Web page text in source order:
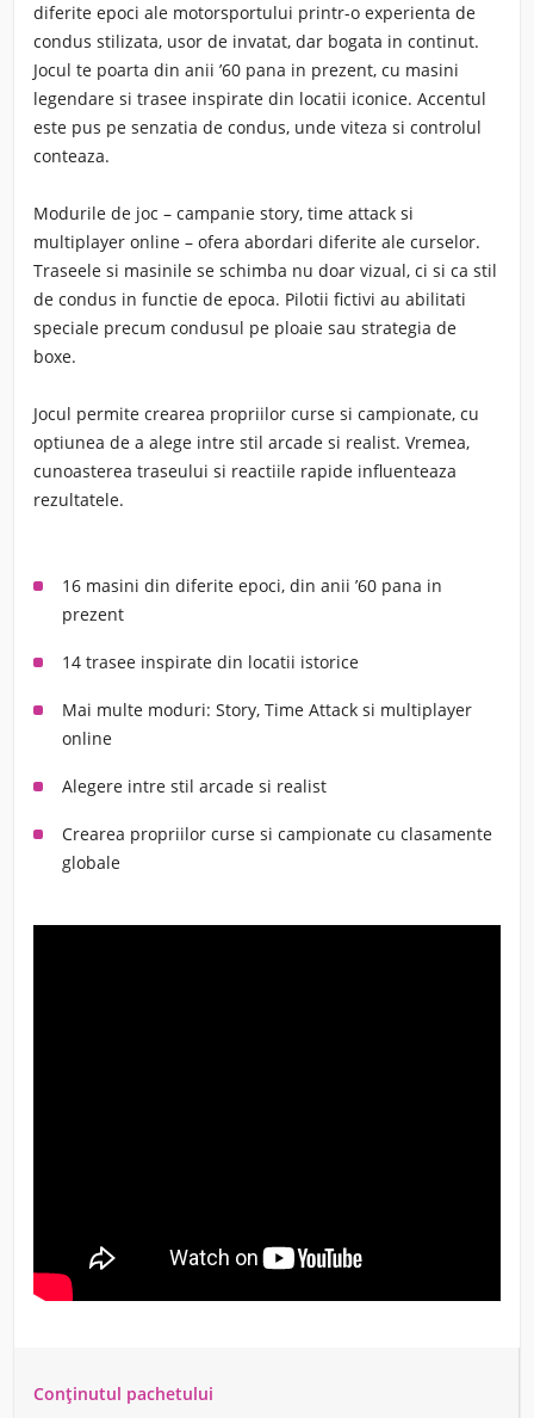
diferite epoci ale motorsportului printr-o experienta de
condus stilizata, usor de invatat, dar bogata in continut.
Jocul te poarta din anii ’60 pana in prezent, cu masini
legendare si trasee inspirate din locatii iconice. Accentul
este pus pe senzatia de condus, unde viteza si controlul
conteaza.
Modurile de joc – campanie story, time attack si
multiplayer online – ofera abordari diferite ale curselor.
Traseele si masinile se schimba nu doar vizual, ci si ca stil
de condus in functie de epoca. Pilotii fictivi au abilitati
speciale precum condusul pe ploaie sau strategia de
boxe.
Jocul permite crearea propriilor curse si campionate, cu
optiunea de a alege intre stil arcade si realist. Vremea,
cunoasterea traseului si reactiile rapide influenteaza
rezultatele.
16 masini din diferite epoci, din anii ’60 pana in
prezent
14 trasee inspirate din locatii istorice
Mai multe moduri: Story, Time Attack si multiplayer
online
Alegere intre stil arcade si realist
Crearea propriilor curse si campionate cu clasamente
globale
Conținutul pachetului